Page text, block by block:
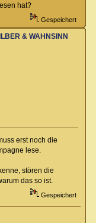
hat?
Gespeichert
& WAHNSINN
erst noch die
lese.
stören die
das so ist.
Gespeichert